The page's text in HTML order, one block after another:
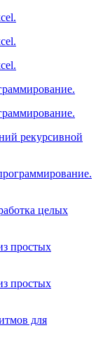
рекурсивной
целых
простых
простых
для